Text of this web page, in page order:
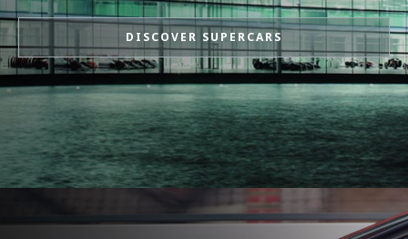
最大出力 625PS (616bhp)
最大トルク 600Nm (443lb-ft)
DISCOVER SUPERCARS